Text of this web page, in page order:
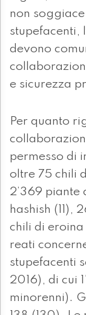
non
stupefacenti,
devono
e sicurezza
Per quanto
permesso di
oltre 75 chili
2’369 piante
hashish (11),
chili di eroina
reati
stupefacenti
2016), di cui
minorenni).